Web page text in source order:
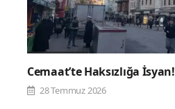
Cemaat’te Haksızlığa İsyan!
28 Temmuz 2026